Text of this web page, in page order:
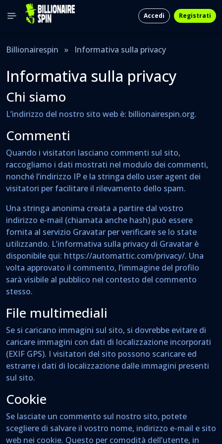
Accedi Registrati
Billionairespin » Informativa sulla privacy
Informativa sulla privacy
Chi siamo
L’indirizzo del nostro sito web è: billionairespin.org.
Commenti
Quando i visitatori lasciano commenti sul sito,
raccogliamo i dati mostrati nel modulo dei commenti,
nonché l’indirizzo IP e la stringa dello user agent dei
visitatori per facilitare il rilevamento dello spam.
Una stringa anonima creata a partire dal vostro
indirizzo e-mail (chiamata anche hash) può essere
fornita al servizio Gravatar per verificare se lo state
utilizzando. L’informativa sulla privacy di Gravatar è
disponibile qui: https://automattic.com/privacy/. Una
volta approvato il commento, l’immagine del profilo
sarà visibile al pubblico nel contesto del commento
stesso.
File multimediali
Se si caricano immagini sul sito, si dovrebbe evitare di
caricare immagini con dati di localizzazione incorporati
(EXIF GPS). I visitatori del sito possono scaricare ed
estrarre i dati di localizzazione dalle immagini presenti
sul sito.
Cookie
Se lasciate un commento sul nostro sito, potete
scegliere di salvare il vostro nome, indirizzo e-mail e sito
web nei cookie. Questo per comodità dell’utente, in